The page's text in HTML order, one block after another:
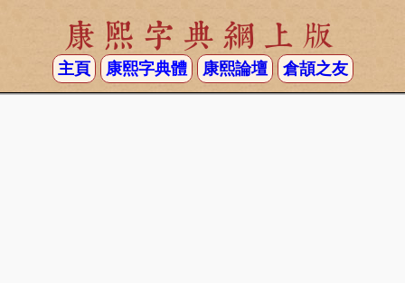
康熙字典網上版
主頁 康熙字典體 康熙論壇 倉頡之友